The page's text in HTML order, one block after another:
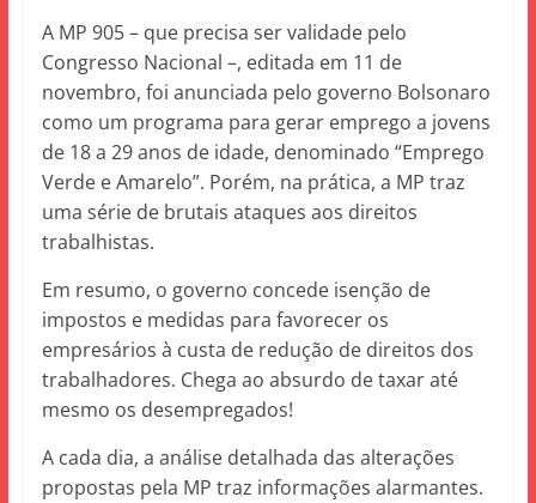
A MP 905 – que precisa ser validade pelo
Congresso Nacional –, editada em 11 de
novembro, foi anunciada pelo governo Bolsonaro
como um programa para gerar emprego a jovens
de 18 a 29 anos de idade, denominado “Emprego
Verde e Amarelo”. Porém, na prática, a MP traz
uma série de brutais ataques aos direitos
trabalhistas.
Em resumo, o governo concede isenção de
impostos e medidas para favorecer os
empresários à custa de redução de direitos dos
trabalhadores. Chega ao absurdo de taxar até
mesmo os desempregados!
A cada dia, a análise detalhada das alterações
propostas pela MP traz informações alarmantes.